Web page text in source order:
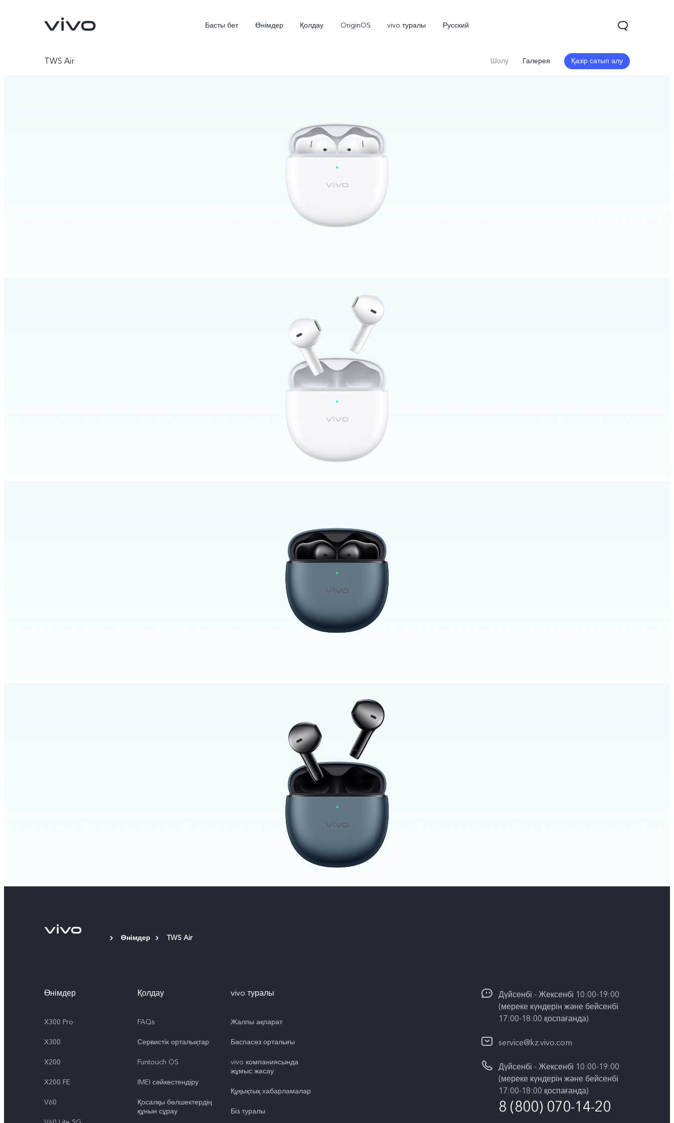
Басты бет Өнімдер Қолдау OriginOS vivo туралы Русский
TWS Air Шолу Галерея Қазір сатып алу
Өнімдер TWS Air
Өнімдер
X300 Pro
X300
X200
X200 FE
V60
Қолдау
FAQs
Сервистік орталықтар
Funtouch OS
IMEI сәйкестендіру
Қосалқы бөлшектердің
құнын сұрау
vivo туралы
Жалпы ақпарат
Баспасөз орталығы
vivo компаниясында
жұмыс жасау
Құқықтық хабарламалар
Біз туралы
Дүйсенбі - Жексенбі 10:00-19:00
(мереке күндерін және бейсенбі
17:00-18:00 қоспағанда)
service@kz.vivo.com
Дүйсенбі - Жексенбі 10:00-19:00
(мереке күндерін және бейсенбі
17:00-18:00 қоспағанда)
8 (800) 070-14-20